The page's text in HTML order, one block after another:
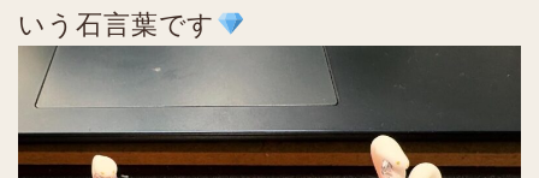
いう石言葉です